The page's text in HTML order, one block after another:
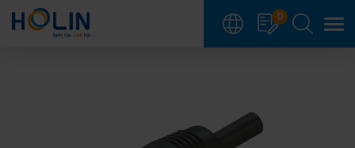
0
Cookie-Einstellungen